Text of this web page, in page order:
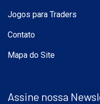
Jogos para Traders
Contato
Mapa do Site
Assine nossa